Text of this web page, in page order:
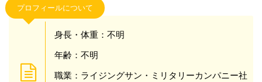
プロフィールについて
身長・体重：不明
年齢：不明
職業：ライジングサン・ミリタリーカンパニー社